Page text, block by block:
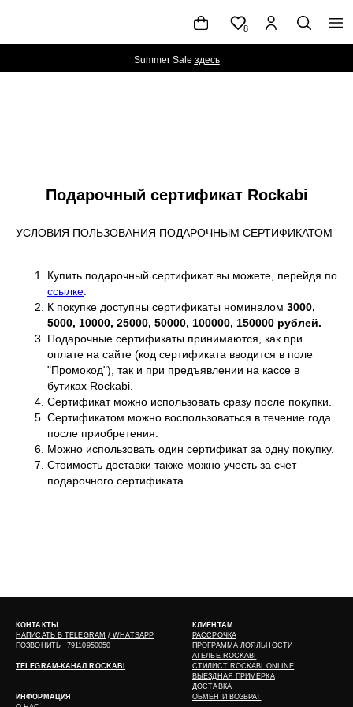
Summer Sale здесь
Подарочный сертификат Rockabi
УСЛОВИЯ ПОЛЬЗОВАНИЯ ПОДАРОЧНЫМ СЕРТИФИКАТОМ
Купить подарочный сертификат вы можете, перейдя по
ссылке
К покупке доступны сертификаты номиналом 3000,
5000, 10000, 25000, 50000, 100000, 150000 рублей.
Подарочные сертификаты принимаются, как при
оплате на сайте (код сертификата вводится в поле
"Промокод"), так и при предъявлении на кассе в
бутиках Rockabi.
Сертификат можно использовать сразу после покупки.
Сертификатом можно воспользоваться в течение года
после приобретения.
Можно использовать один сертификат за одну покупку.
Стоимость доставки также можно учесть за счет
подарочного сертификата.
КОНТАКТЫ
НАПИСАТЬ ВTELEGRAM / WHATSAPP
ПОЗВОНИТЬ +79110950050
TELEGRAM-КАНАЛ ROCKABI
ИНФОРМАЦИЯ
КЛИЕНТАМ
РАССРОЧКА
ПРОГРАММА ЛОЯЛЬНОСТИ
АТЕЛЬЕ ROCKABI
СТИЛИСТ ROCKABI ONLINE
ВЫЕЗДНАЯ ПРИМЕРКА
ДОСТАВКА
ОБМЕН И ВОЗВРАТ